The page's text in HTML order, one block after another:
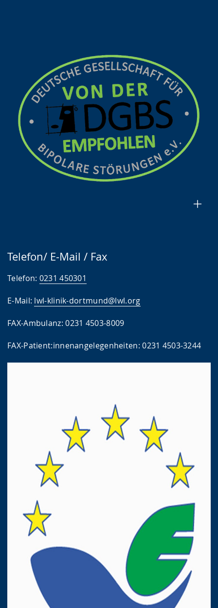
Telefon/ E-Mail / Fax
Telefon: 0231 450301
E-Mail: lwl-klinik-dortmund@lwl.org
FAX-Ambulanz: 0231 4503-8009
FAX-Patient:innenangelegenheiten: 0231 4503-3244